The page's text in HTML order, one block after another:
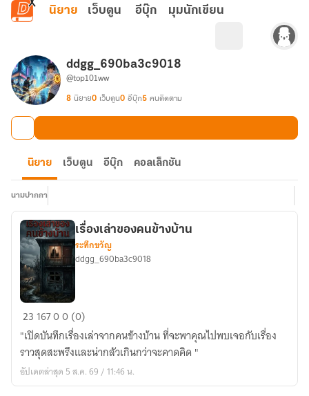
ข้ามไปยังเนื้อหาหลัก
นิยาย เว็บตูน อีบุ๊ก มุมนักเขียน
ddgg_690ba3c9018
@top101ww
8 นิยาย0 เว็บตูน0 อีบุ๊ก5 คนติดตาม
นิยาย เว็บตูน อีบุ๊ก คอลเล็กชัน
นามปากกา
เรื่อง
เล่า
ของ
คน
ข้าง
เรื่องเล่าของคนข้างบ้าน
ระทึกขวัญ
ddgg_690ba3c9018
23 16700 (0)
"เปิดบันทึกเรื่องเล่าจากคนข้างบ้าน ที่จะพาคุณไปพบเจอกับเรื่อง
ราวสุดสะพรึงและน่ากลัวเกินกว่าจะคาดคิด "
อัปเดตล่าสุด 5 ส.ค. 69 / 11:46 น.